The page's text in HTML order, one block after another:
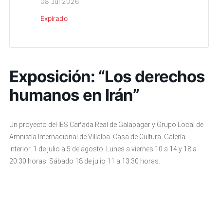
Expirado
Exposición: “Los derechos
humanos en Irán”
Un proyecto del IES Cañada Real de Galapagar y Grupo Local de
Amnistía Internacional de Villalba. Casa de Cultura. Galería
interior. 1 de julio a 5 de agosto. Lunes a viernes 10 a 14 y 18 a
20:30 horas. Sábado 18 de julio 11 a 13:30 horas.